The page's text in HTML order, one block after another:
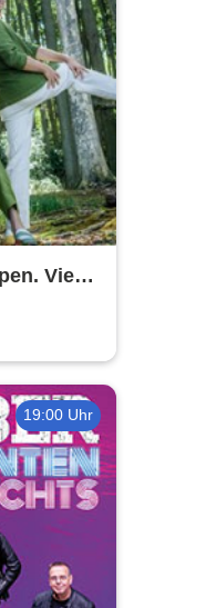
Vier
19:00 Uhr